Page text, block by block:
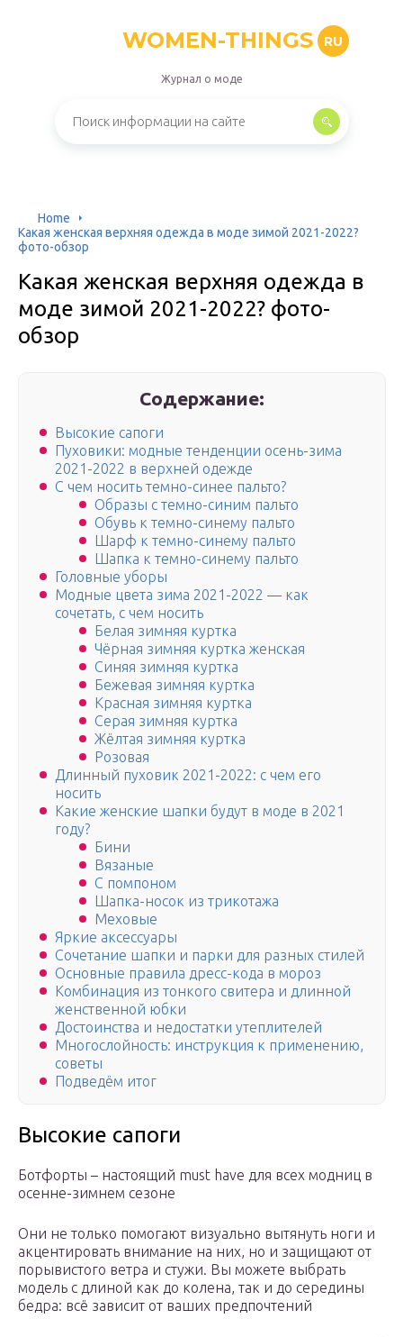
WOMEN-THINGS RU
Журнал о моде
Home
Какая женская верхняя одежда в моде зимой 2021-2022?
фото-обзор
Какая женская верхняя одежда в
моде зимой 2021-2022? фото-
обзор
Содержание:
Высокие сапоги
Пуховики: модные тенденции осень-зима
2021-2022 в верхней одежде
С чем носить темно-синее пальто?
Образы с темно-синим пальто
Обувь к темно-синему пальто
Шарф к темно-синему пальто
Шапка к темно-синему пальто
Головные уборы
Модные цвета зима 2021-2022 — как
сочетать, с чем носить
Белая зимняя куртка
Чёрная зимняя куртка женская
Синяя зимняя куртка
Бежевая зимняя куртка
Красная зимняя куртка
Серая зимняя куртка
Жёлтая зимняя куртка
Розовая
Длинный пуховик 2021-2022: с чем его
носить
Какие женские шапки будут в моде в 2021
году?
Бини
Вязаные
С помпоном
Шапка-носок из трикотажа
Меховые
Яркие аксессуары
Сочетание шапки и парки для разных стилей
Основные правила дресс-кода в мороз
Комбинация из тонкого свитера и длинной
женственной юбки
Достоинства и недостатки утеплителей
Многослойность: инструкция к применению,
советы
Подведём итог
Высокие сапоги
Ботфорты – настоящий must have для всех модниц в
осенне-зимнем сезоне
Они не только помогают визуально вытянуть ноги и
акцентировать внимание на них, но и защищают от
порывистого ветра и стужи. Вы можете выбрать
модель с длиной как до колена, так и до середины
бедра: всё зависит от ваших предпочтений